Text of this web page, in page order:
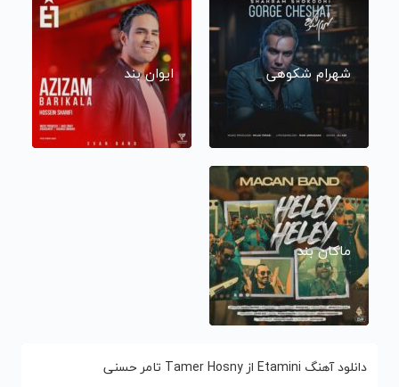
شهرام شکوهی ایوان بند
ماکان بند
دانلود آهنگ Etamini از Tamer Hosny تامر حسنی